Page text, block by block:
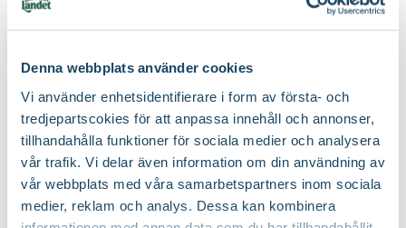
Denna webbplats använder cookies
Vi använder enhetsidentifierare i form av första- och
tredjepartscokies för att anpassa innehåll och annonser,
tillhandahålla funktioner för sociala medier och analysera
vår trafik. Vi delar även information om din användning av
vår webbplats med våra samarbetspartners inom sociala
medier, reklam och analys. Dessa kan kombinera
Jordprodukter: Planteringsjord
Växtsätt: Storvuxet och upprätt
Beskärningstid: På våren och efter blomning